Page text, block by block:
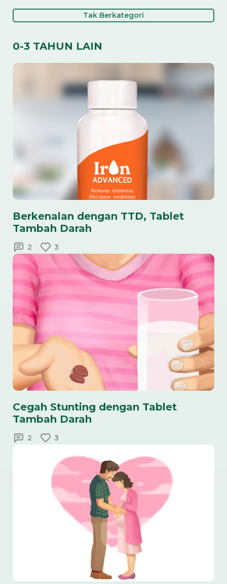
Tak Berkategori
0-3 TAHUN LAIN
Berkenalan dengan TTD, Tablet
Tambah Darah
2 3
Cegah Stunting dengan Tablet
Tambah Darah
2 3